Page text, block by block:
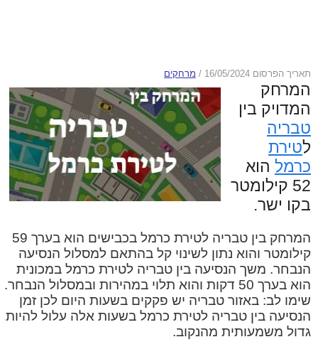
תאריך הפרסום 16/05/2024 / מרחקים
המרחק
המדויק בין
טבריה
לטירת
כרמל הוא
52 קילומטר
בקו ישר.
המרחק בין טבריה לטירת כרמל בכבישים הוא בערך 59
קילומטר והוא נתון לשינוי קל בהתאם למסלול הנסיעה
הנבחר. משך הנסיעה בין טבריה לטירת כרמל במכונית
הוא בערך 50 דקות והוא תלוי במהירות ובמסלול הנבחר.
שימו לב: באזור טבריה יש פקקים בשעות היום לכן זמן
הנסיעה בין טבריה לטירת כרמל בשעות אלה עלול להיות
גדול משמעותית מהנקוב.